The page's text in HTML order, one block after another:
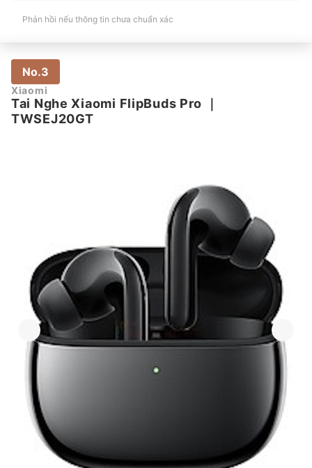
Phản hồi nếu thông tin chưa chuẩn xác
No.3
Xiaomi
Tai Nghe Xiaomi FlipBuds Pro
TWSEJ20GT